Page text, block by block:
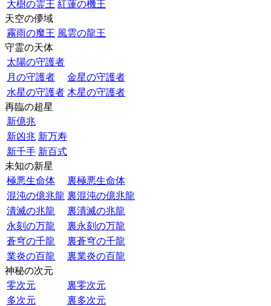
大樹の霊王 紅蓮の機王
天空の儚域
霧雨の魔王 風雲の龍王
守霊の天体
太陽の守護者
月の守護者
金星の守護者
水星の守護者 木星の守護者
再臨の超星
新億兆
新凶兆 新万寿
新千手 新百式
未知の新星
極悪生命体
裏極悪生命体
混沌の億兆龍 裏混沌の億兆龍
潰滅の兆龍
裏潰滅の兆龍
永刻の万龍
裏永刻の万龍
蒼穹の千龍
裏蒼穹の千龍
業炎の百龍
裏業炎の百龍
神秘の次元
零次元
裏零次元
多次元
裏多次元